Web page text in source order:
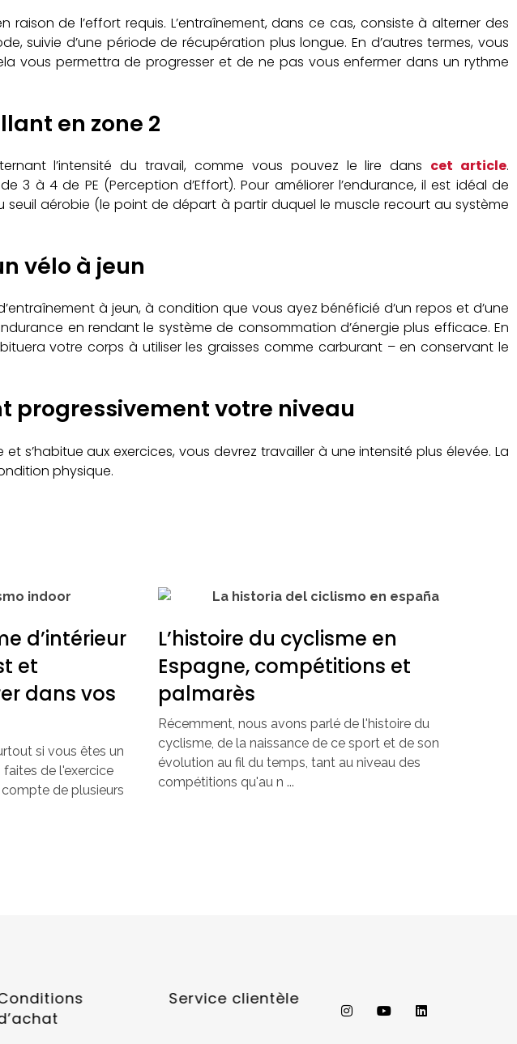
de l’effort requis. L’entraînement, dans ce cas, consiste à alterner des
suivie d’une période de récupération plus longue. En d’autres termes, vous
vous permettra de progresser et de ne pas vous enfermer dans un rythme
en zone 2
l’intensité du travail, comme vous pouvez le lire dans cet article.
à 4 de PE (Perception d’Effort). Pour améliorer l’endurance, il est idéal de
aérobie (le point de départ à partir duquel le muscle recourt au système
vélo à jeun
à jeun, à condition que vous ayez bénéficié d’un repos et d’une
en rendant le système de consommation d’énergie plus efficace. En
votre corps à utiliser les graisses comme carburant – en conservant le
progressivement votre niveau
s’habitue aux exercices, vous devrez travailler à une intensité plus élevée. La
physique.
d’intérieur
et
dans vos
si vous êtes un
de l'exercice
de plusieurs
L’histoire du cyclisme en
Espagne, compétitions et
palmarès
Récemment, nous avons parlé de l'histoire du
cyclisme, de la naissance de ce sport et de son
évolution au fil du temps, tant au niveau des
compétitions qu'au n ...
Service clientèle